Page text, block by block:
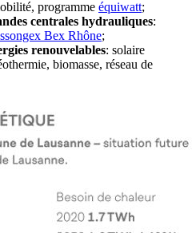
programme équiwatt;
centrales hydrauliques:
Bex Rhône;
renouvelables: solaire
biomasse, réseau de